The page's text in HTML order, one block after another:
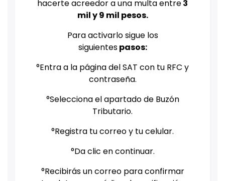
hacerte acreedor a una multa entre3
mil y 9 mil pesos.
Para activarlo sigue los
siguientespasos:
°Entra a la página del SAT con tu RFC y
contraseña.
°Selecciona el apartado de Buzón
Tributario.
°Registra tu correo y tu celular.
°Da clic en continuar.
°Recibirás un correo para confirmar